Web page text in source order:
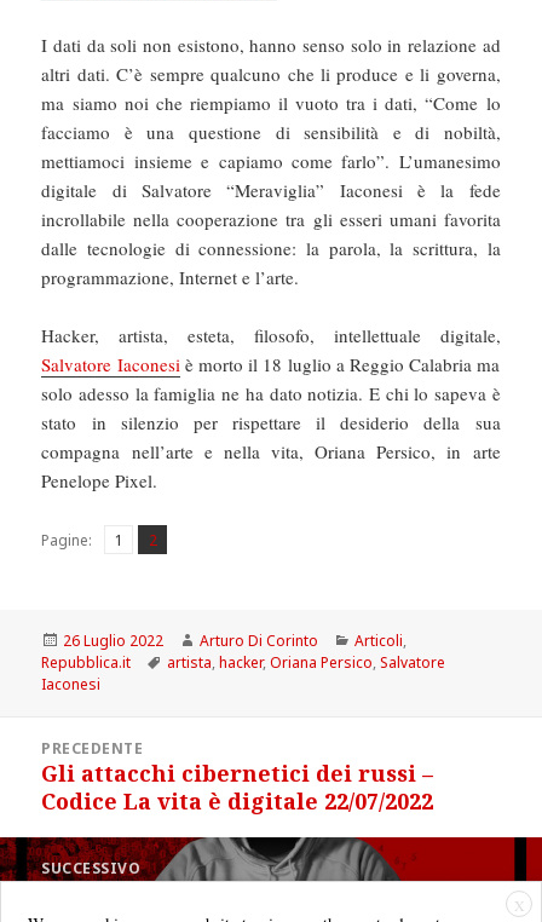
I dati da soli non esistono, hanno senso solo in relazione ad
altri dati. C’è sempre qualcuno che li produce e li governa,
ma siamo noi che riempiamo il vuoto tra i dati, “Come lo
facciamo è una questione di sensibilità e di nobiltà,
mettiamoci insieme e capiamo come farlo”. L’umanesimo
digitale di Salvatore “Meraviglia” Iaconesi è la fede
incrollabile nella cooperazione tra gli esseri umani favorita
dalle tecnologie di connessione: la parola, la scrittura, la
programmazione, Internet e l’arte.
Hacker, artista, esteta, filosofo, intellettuale digitale,
Salvatore Iaconesi è morto il 18 luglio a Reggio Calabria ma
solo adesso la famiglia ne ha dato notizia. E chi lo sapeva è
stato in silenzio per rispettare il desiderio della sua
compagna nell’arte e nella vita, Oriana Persico, in arte
Penelope Pixel.
Pagine: Pagina
1 ,
Pagina
2
Scritto
il
26 Luglio 2022 Autore
Arturo Di Corinto Categorie
Articoli,
Repubblica.it
Tag
artista,hacker,Oriana Persico,Salvatore
Iaconesi
articoliPRECEDENTE
Articolo
precedente:
Gli attacchi cibernetici dei russi –
Codice La vita è digitale 22/07/2022
SUCCESSIVO
X